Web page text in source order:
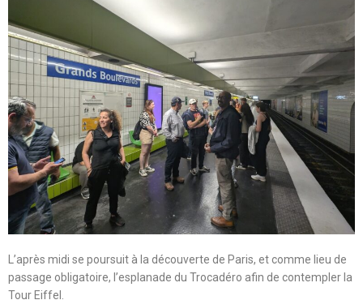
L’après midi se poursuit à la découverte de Paris, et comme lieu de
passage obligatoire, l’esplanade du Trocadéro afin de contempler la
Tour Eiffel.